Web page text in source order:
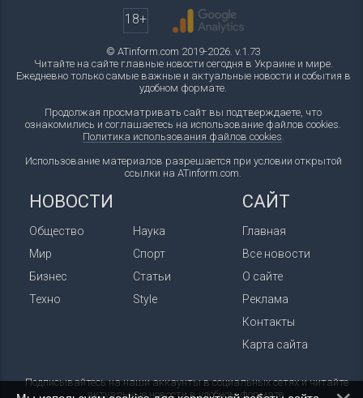
18+
© ATinform.com 2019-2026. v.1.73
Читайте на сайте главные новости сегодня в Украине и мире.
Ежедневно только самые важные и актуальные новости и события в
удобном формате.
Продолжая просматривать сайт вы подтверждаете, что
ознакомились и соглашаетесь на использование файлов cookies.
Политика использования файлов cookies.
Использование материалов разрешается при условии открытой
ссылки на ATinform.com.
НОВОСТИ
Общество
Мир
Бизнес
Техно
Наука
Спорт
Статьи
Style
САЙТ
Главная
Все новости
О сайте
Реклама
Контакты
Карта сайта
Подписывайтесь на наши аккаунты в социальных сетях и читайте
актуальные новости в удобном формате.